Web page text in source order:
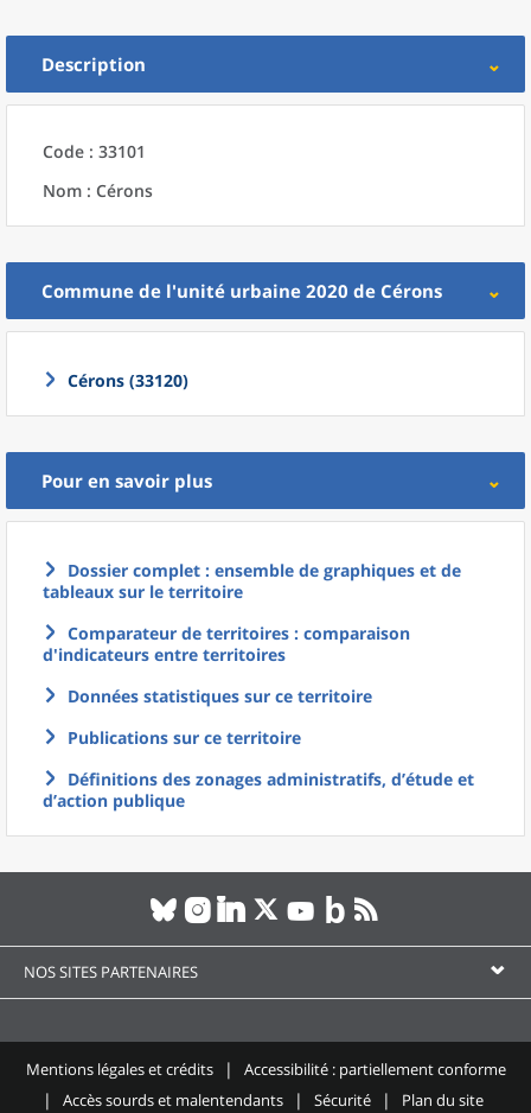
Description
Code : 33101
Nom : Cérons
Commune de l'unité urbaine 2020 de Cérons
Cérons (33120)
Pour en savoir plus
Dossier complet : ensemble de graphiques et de
tableaux sur le territoire
Comparateur de territoires : comparaison
d'indicateurs entre territoires
Données statistiques sur ce territoire
Publications sur ce territoire
Définitions des zonages administratifs, d’étude et
d’action publique
NOS SITES PARTENAIRES
Mentions légales et crédits
Accessibilité : partiellement conforme
Accès sourds et malentendants
Sécurité Plan du site